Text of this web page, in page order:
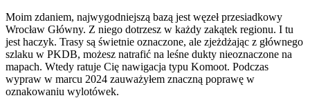
Moim zdaniem, najwygodniejszą bazą jest węzeł przesiadkowy
Wrocław Główny. Z niego dotrzesz w każdy zakątek regionu. I tu
jest haczyk. Trasy są świetnie oznaczone, ale zjeżdżając z głównego
szlaku w PKDB, możesz natrafić na leśne dukty nieoznaczone na
mapach. Wtedy ratuje Cię nawigacja typu Komoot. Podczas
wypraw w marcu 2024 zauważyłem znaczną poprawę w
oznakowaniu wylotówek.